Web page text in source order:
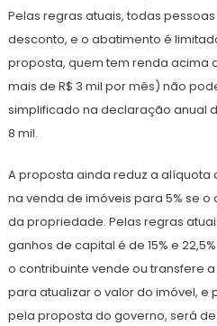
Pelas regras atuais, todas
desconto, e o abatimento é
proposta, quem tem renda acima
mais de R$ 3 mil por mês) não
simplificado na declaração anual
8 mil.
A proposta ainda reduz a alíquota
na venda de imóveis para 5% se
da propriedade. Pelas regras
ganhos de capital é de 15% e
o contribuinte vende ou transfere
para atualizar o valor do imóvel, e
pela proposta do governo, será